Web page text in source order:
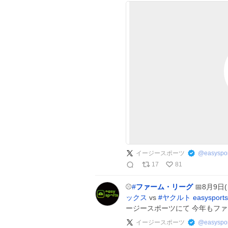
イージースポーツ @
17
81
⚾️#ファーム・リーグ📅8月9日
ックス vs #ヤクルト
ージースポーツにて 今年もフ
イージースポーツ @